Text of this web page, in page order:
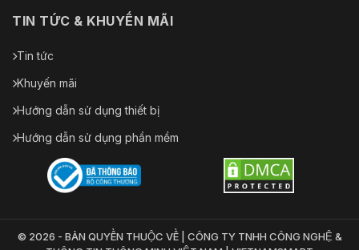
TIN TỨC & KHUYẾN MÃI
Tin tức
Khuyến mãi
Hướng dẫn sử dụng thiết bị
Hướng dẫn sử dụng phần mềm
© 2026 - BẢN QUYỀN THUỘC VỀ | CÔNG TY TNHH CÔNG NGHỆ &